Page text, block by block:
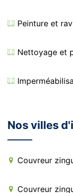
Peinture et
Nettoyage et
Nos villes
Couvreur
Couvreur